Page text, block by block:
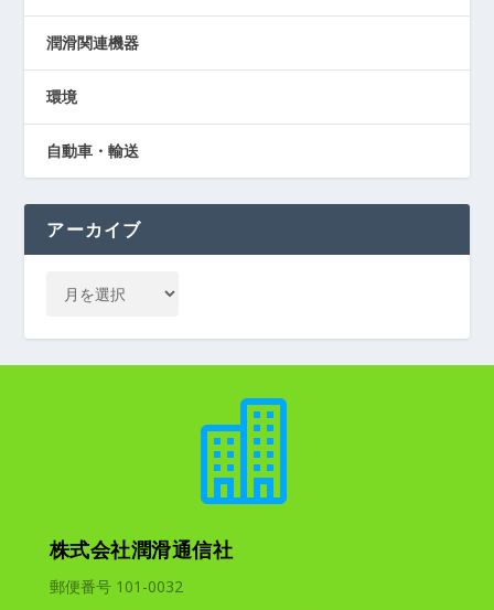
潤滑関連機器
環境
自動車・輸送
アーカイブ

株式会社潤滑通信社
郵便番号 101-0032